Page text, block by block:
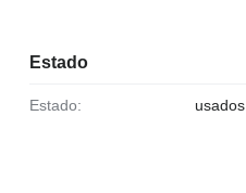
Estado
Estado: usados